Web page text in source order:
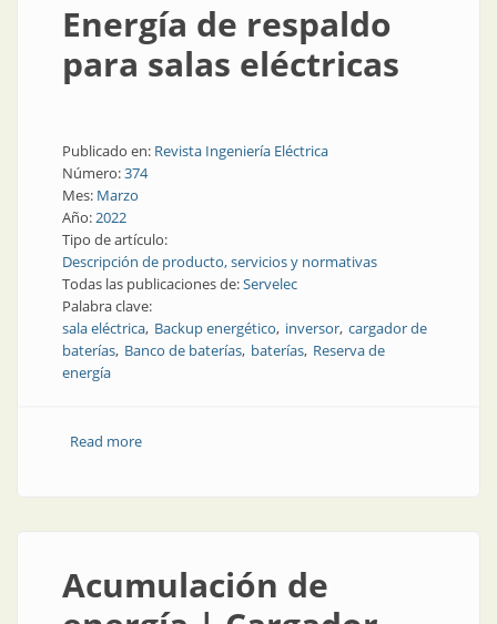
Energía de respaldo
para salas eléctricas
Publicado en: Revista Ingeniería Eléctrica
Número:374
Mes: Marzo
Año:2022
Tipo de artículo:
Descripción de producto, servicios y normativas
Todas las publicaciones de:Servelec
Palabra clave:
sala eléctrica Backup energético inversor cargador de
baterías Banco de baterías baterías Reserva de
energía
Read moreabout Energía de respaldo para salas eléctricas
Acumulación de